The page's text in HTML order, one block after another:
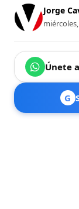
Jorge
Únete
G